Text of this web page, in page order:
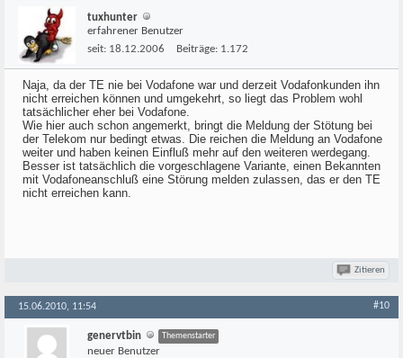
tuxhunter
erfahrener Benutzer
seit: 18.12.2006 Beiträge: 1.172
Naja, da der TE nie bei Vodafone war und derzeit Vodafonkunden ihn
nicht erreichen können und umgekehrt, so liegt das Problem wohl
tatsächlicher eher bei Vodafone.
Wie hier auch schon angemerkt, bringt die Meldung der Stötung bei
der Telekom nur bedingt etwas. Die reichen die Meldung an Vodafone
weiter und haben keinen Einfluß mehr auf den weiteren werdegang.
Besser ist tatsächlich die vorgeschlagene Variante, einen Bekannten
mit Vodafoneanschluß eine Störung melden zulassen, das er den TE
nicht erreichen kann.
Zitieren
15.06.2010, 11:54 #10
genervtbin Themenstarter
neuer Benutzer